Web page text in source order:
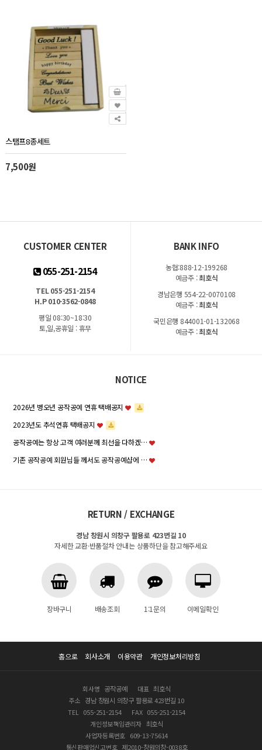
스탬프8종세트
7,500원
CUSTOMER CENTER
055-251-2154
TEL 055-251-2154
H.P 010-3562-0848
평일 08:30~18:30
토,일,공휴일 : 휴무
BANK INFO
농협:888-12-199268
예금주 :최호식
경남은행 554-22-0070108
예금주 :최호식
국민은행 844001-01-132068
예금주 :최호식
NOTICE
2026년 병오년 공작공예 연휴 택배공지
2023년도 추석연휴 택배공지
공작공예는 항상 고객 여러분께 최선을 다하겠…
기존 공작공예 회원님들 께서도 공작공예샵에 …
RETURN / EXCHANGE
경남 창원시 의창구 팔용로 423번길 10
자세한 교환·반품절차 안내는 상품하단을 참고해주세요
장바구니 배송조회 1:1문의 이메일확인
홈으로 회사소개 이용약관 개인정보처리방침
회사명 공작공예 대표 최호식
주소 경남 창원시 의창구 팔용로 423번길 10
TEL
055-251-2154 FAX 055-251-2154
개인정보책임관리자 최호식
사업자등록번호 609-13-75614
통신판매업신고번호 제2010-창원의창-0038호